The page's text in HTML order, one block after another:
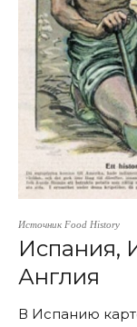
Источник Food History
Испания,
Англия
В Испанию